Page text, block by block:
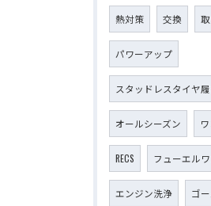
熱対策 交換
パワーアップ
スタッドレスタイヤ
オールシーズン
RECS フューエル
エンジン洗浄 ゴ